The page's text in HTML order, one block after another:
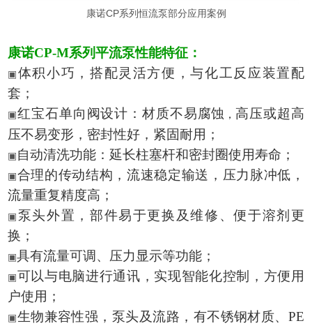
康诺CP系列恒流泵部分应用案例
康诺CP-M系列平流泵性能特征：
▣体积小巧，搭配灵活方便，与化工反应装置配
套 ；
▣红宝石单向阀设计：材质不易腐蚀 ， 高压或超高
压不易变形，密封性好，紧固耐用；
▣自动清洗功能：延长柱塞杆和密封圈使用寿命；
▣合理的传动结构，流速稳定输送，压力脉冲低，
流量重复精度高；
▣泵头外置，部件易于更换及维修、便于溶剂更
换；
▣具有流量可调、压力显示等功能；
▣可以与电脑进行通讯，实现智能化控制，方便用
户使用；
▣生物兼容性强，泵头及流路，有不锈钢材质、PE